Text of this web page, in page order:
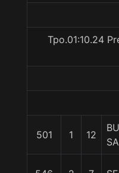
Tpo.01:10.24
501 1 12